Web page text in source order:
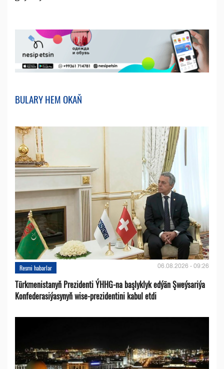
BULARY HEM OKAŇ
Resmi habarlar 06.08.2026 - 09:26
Türkmenistanyň Prezidenti ÝHHG-na başlyklyk edýän Şweýsariýa
Konfederasiýasynyň wise-prezidentini kabul etdi